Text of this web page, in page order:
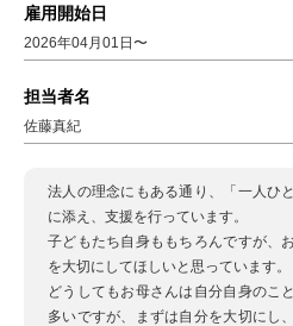
雇用開始日
2026年04月01日〜
担当者名
佐藤真紀
法人の理念にもある通り、「一人
に添え、支援を行っています。
子どもたち自身ももちろんですが、
を大切にしてほしいと思っています。
どうしてもお母さんは自分自身のこ
多いですが、まずは自分を大切にし